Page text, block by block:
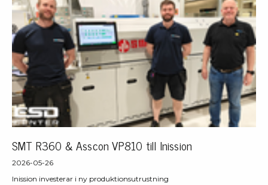
SMT R360 & Asscon VP810 till Inission
2026-05-26
Inission investerar i ny produktionsutrustning